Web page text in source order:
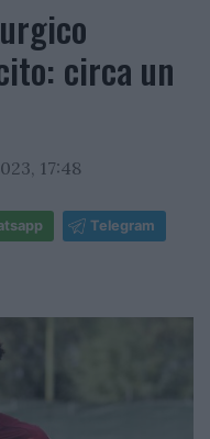
circa un
17:48
Telegram